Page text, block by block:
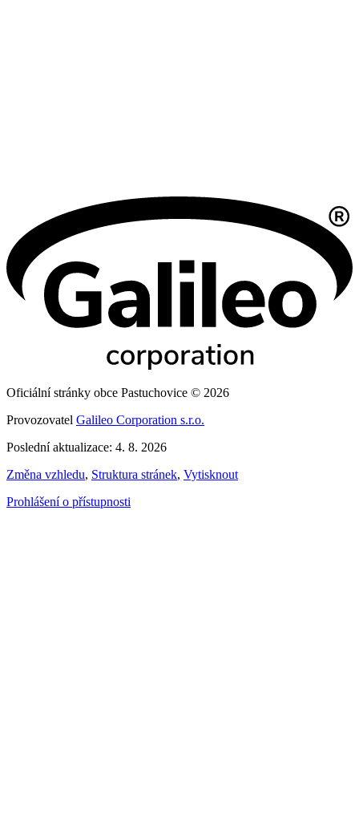
Oficiální stránky obce Pastuchovice © 2026
Provozovatel Galileo Corporation s.r.o.
Poslední aktualizace: 4. 8. 2026
Změna vzhledu, Struktura stránek, Vytisknout
Prohlášení o přístupnosti